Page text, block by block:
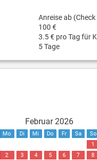
Anreise ab
100 €
3.5 € pro Tag für
5 Tage
Februar 2026
Mo Di Mi Do Fr Sa
So
1
2
3 4 5 6 7
8